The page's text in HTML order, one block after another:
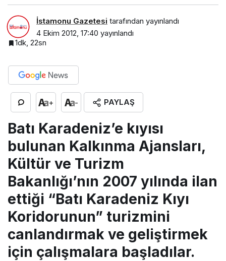
İstamonu Gazetesi tarafından yayınlandı
4 Ekim 2012, 17:40 yayınlandı
1dk, 22sn
+ - PAYLAŞ
Batı Karadeniz’e kıyısı
bulunan Kalkınma Ajansları,
Kültür ve Turizm
Bakanlığı’nın 2007 yılında ilan
ettiği “Batı Karadeniz Kıyı
Koridorunun” turizmini
canlandırmak ve geliştirmek
için çalışmalara başladılar.